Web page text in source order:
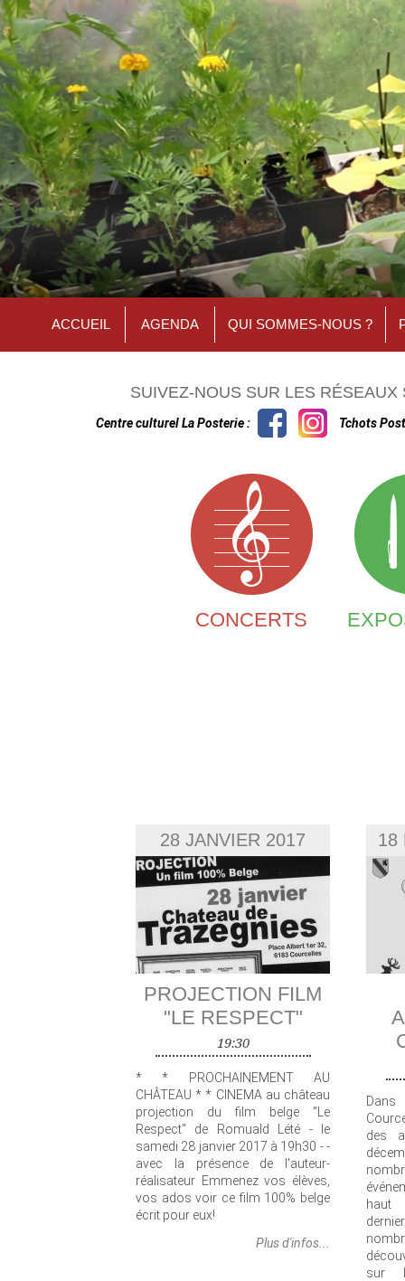
ACCUEIL AGENDA QUI SOMMES-NOUS ?
SUIVEZ-NOUS SUR LES RÉSEAUX
Centre culturel La Posterie : Tchots
CONCERTS
28 JANVIER 2017
PROJECTION FILM
"LE RESPECT"
19:30
* * PROCHAINEMENT AU
CHÂTEAU * * CINEMA au château
projection du film belge "Le
Respect" de Romuald Lété - le
samedi 28 janvier 2017 à 19h30 - -
avec la présence de l'auteur-
réalisateur Emmenez vos élèves,
vos ados voir ce film 100% belge
écrit pour eux!
Plus d'infos...
18
des
haut
sur